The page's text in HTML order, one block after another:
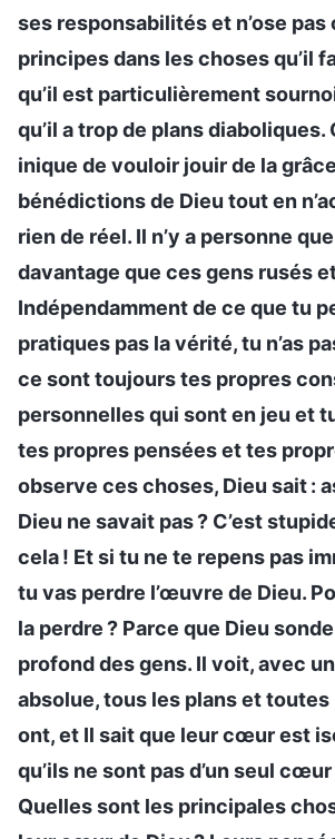
ses responsabilités et n’ose
principes dans les choses qu’il
qu’il est particulièrement
qu’il a trop de plans
inique de vouloir jouir de la
bénédictions de Dieu tout en
rien de réel. Il n’y a personne
davantage que ces gens rusés
Indépendamment de ce que tu
pratiques pas la vérité, tu n’as
ce sont toujours tes propres
personnelles qui sont en jeu et
tes propres pensées et tes
observe ces choses, Dieu sait :
Dieu ne savait pas ? C’est
cela ! Et si tu ne te repens pas
tu vas perdre l’œuvre de Dieu.
la perdre ? Parce que Dieu
profond des gens. Il voit, avec
absolue, tous les plans et toutes
ont, et Il sait que leur cœur est
qu’ils ne sont pas d’un seul
Quelles sont les principales